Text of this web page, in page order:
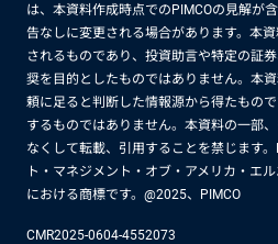
は、本資料作成時点でのPIMCOの見解が
告なしに変更される場合があります。本
されるものであり、投資助言や特定の証
奨を目的としたものではありません。本
頼に足ると判断した情報源から得たもの
するものではありません。本資料の一部
なくして転載、引用することを禁じます
ト・マネジメント・オブ・アメリカ・エ
における商標です。@2025、PIMCO
CMR2025-0604-4552073